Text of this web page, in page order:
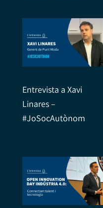
Entrevista a Xavi
Linares –
#JoSocAutònom